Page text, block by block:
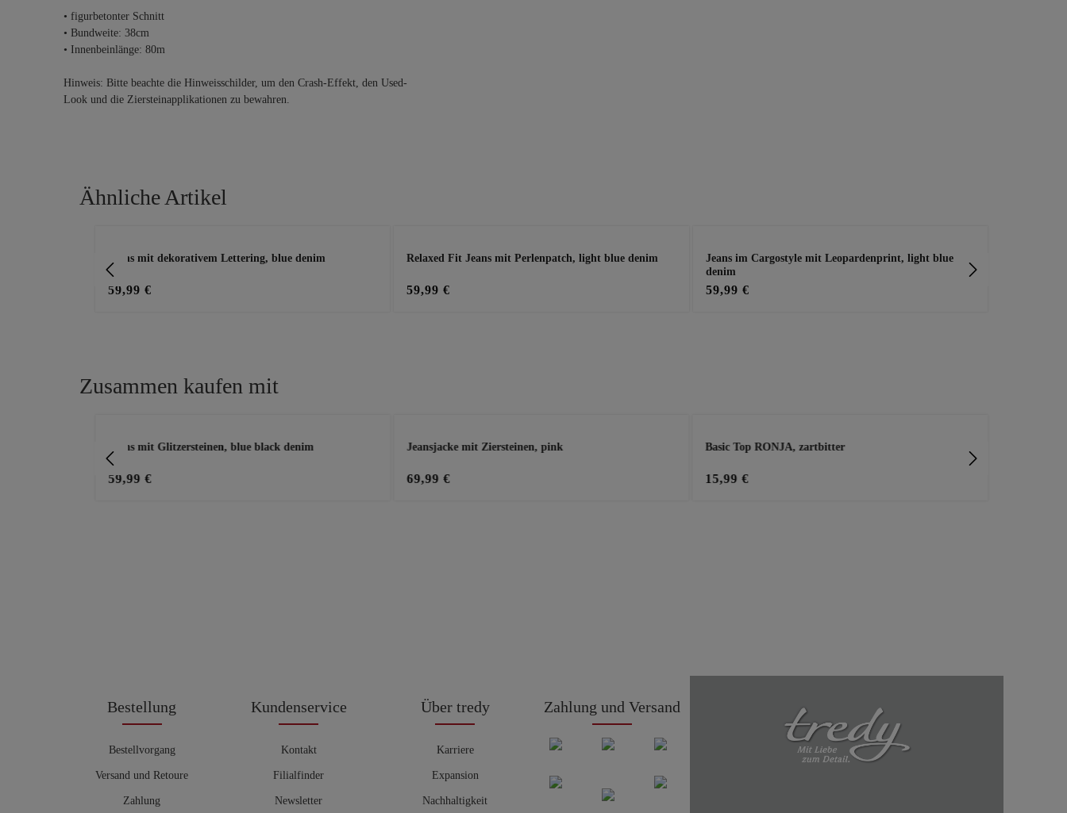
• figurbetonter Schnitt
• Bundweite: 38cm
• Innenbeinlänge: 80m
Hinweis: Bitte beachte die Hinweisschilder, um den Crash-Effekt, den Used-
Look und die Ziersteinapplikationen zu bewahren.
Ähnliche Artikel
Jeans mit dekorativem Lettering, blue denim
59,99 €
Relaxed Fit Jeans mit Perlenpatch, light blue denim
59,99 €
Jeans im Cargostyle mit Leopardenprint, light blue
denim
59,99 €
Zusammen kaufen mit
Jeans mit Glitzersteinen, blue black denim
59,99 €
Jeansjacke mit Ziersteinen, pink
69,99 €
Basic Top RONJA, zartbitter
15,99 €
Bestellung
Bestellvorgang
Versand und Retoure
Zahlung
Kundenservice
Kontakt
Filialfinder
Newsletter
Über tredy
Karriere
Expansion
Nachhaltigkeit
Zahlung und Versand